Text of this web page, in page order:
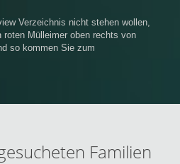
Verzeichnis nicht stehen wollen,
roten Mülleimer oben rechts von
so kommen Sie zum
Familien